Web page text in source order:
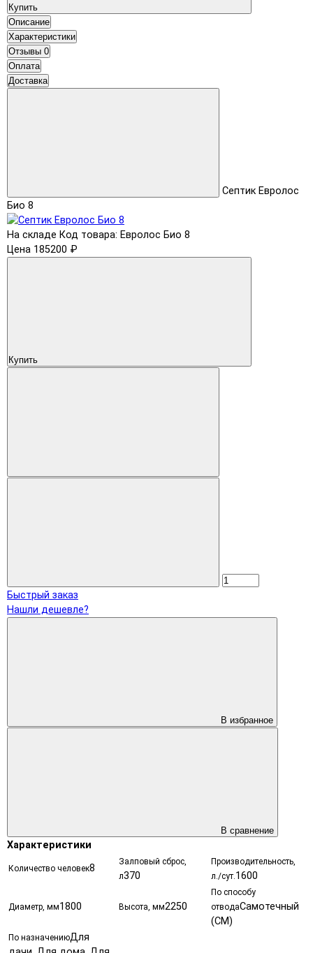
Купить
Описание
Характеристики
Отзывы 0
Оплата
Доставка
Септик Евролос
Био 8
На складе Код товара: Евролос Био 8
Цена 185200 ₽
Купить
Быстрый заказ
Нашли дешевле?
В избранное
В сравнение
Характеристики
Количество человек8
Залповый сброс,
л370
Производительность,
л./сут.1600
Диаметр, мм1800 Высота, мм2250
По способу
отводаСамотечный
(СМ)
По назначениюДля